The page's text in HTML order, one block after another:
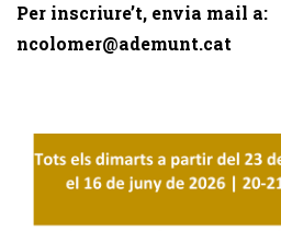
Per inscriure’t, envia mail a:
ncolomer@ademunt.cat